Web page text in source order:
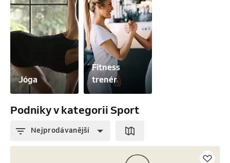
Jóga
Fitness
trenér
Podniky v kategorii Sport
Nejprodávanější